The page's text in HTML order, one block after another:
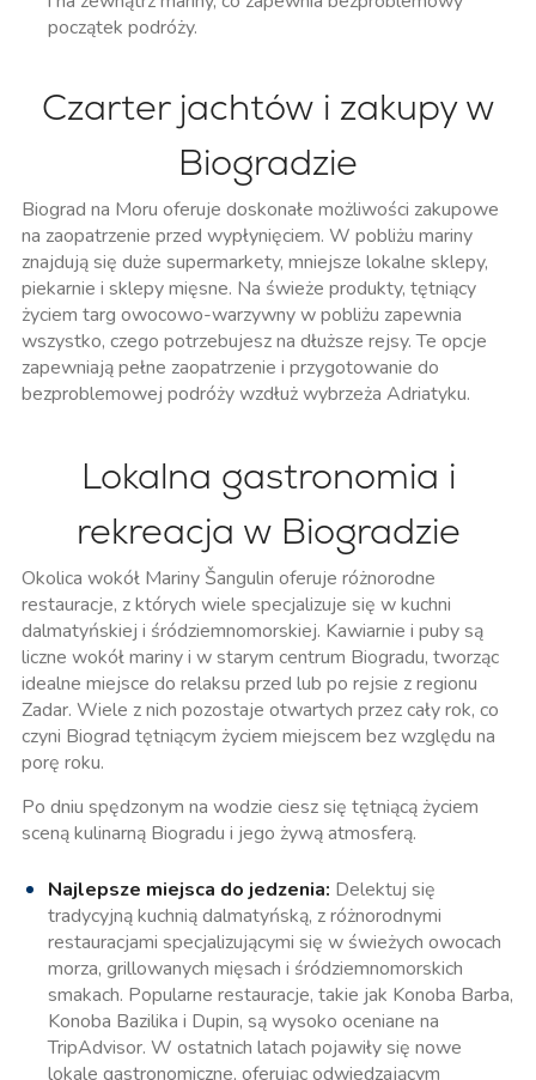
początek podróży.
Czarter jachtów i zakupy w
Biogradzie
Biograd na Moru oferuje doskonałe możliwości zakupowe
na zaopatrzenie przed wypłynięciem. W pobliżu mariny
znajdują się duże supermarkety, mniejsze lokalne sklepy,
piekarnie i sklepy mięsne. Na świeże produkty, tętniący
życiem targ owocowo-warzywny w pobliżu zapewnia
wszystko, czego potrzebujesz na dłuższe rejsy. Te opcje
zapewniają pełne zaopatrzenie i przygotowanie do
bezproblemowej podróży wzdłuż wybrzeża Adriatyku.
Lokalna gastronomia i
rekreacja w Biogradzie
Okolica wokół Mariny Šangulin oferuje różnorodne
restauracje, z których wiele specjalizuje się w kuchni
dalmatyńskiej i śródziemnomorskiej. Kawiarnie i puby są
liczne wokół mariny i w starym centrum Biogradu, tworząc
idealne miejsce do relaksu przed lub po rejsie z regionu
Zadar. Wiele z nich pozostaje otwartych przez cały rok, co
czyni Biograd tętniącym życiem miejscem bez względu na
porę roku.
Po dniu spędzonym na wodzie ciesz się tętniącą życiem
sceną kulinarną Biogradu i jego żywą atmosferą.
Najlepsze miejsca do jedzenia: Delektuj się
tradycyjną kuchnią dalmatyńską, z różnorodnymi
restauracjami specjalizującymi się w świeżych owocach
morza, grillowanych mięsach i śródziemnomorskich
smakach. Popularne restauracje, takie jak Konoba Barba,
Konoba Bazilika i Dupin, są wysoko oceniane na
TripAdvisor. W ostatnich latach pojawiły się nowe
lokale gastronomiczne, oferując odwiedzającym